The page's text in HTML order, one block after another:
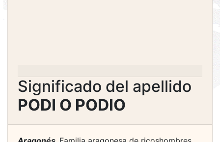
Significado del apellido
PODI O PODIO